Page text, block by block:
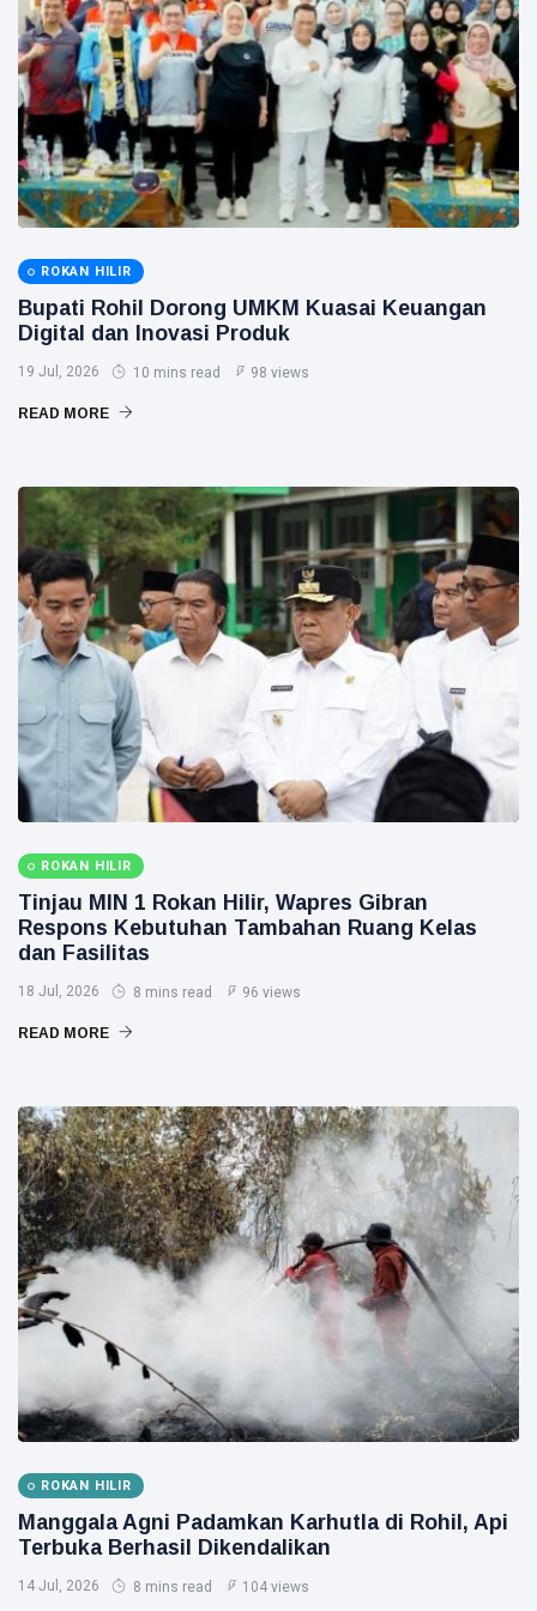
Siak Sri Indrapura
Prabowo Subianto
Indonesia
Pekanbaru
Pilkada 2024
Donald Trump
PT IKPP Perawang
KPK
ROKAN HILIR
Bupati Rohil Dorong UMKM Kuasai Keuangan
Digital dan Inovasi Produk
19 Jul, 2026 10 mins read 98 views
READ MORE
ROKAN HILIR
Tinjau MIN 1 Rokan Hilir, Wapres Gibran
Respons Kebutuhan Tambahan Ruang Kelas
dan Fasilitas
18 Jul, 2026 8 mins read 96 views
READ MORE
ROKAN HILIR
Manggala Agni Padamkan Karhutla di Rohil, Api
Terbuka Berhasil Dikendalikan
14 Jul, 2026 8 mins read 104 views